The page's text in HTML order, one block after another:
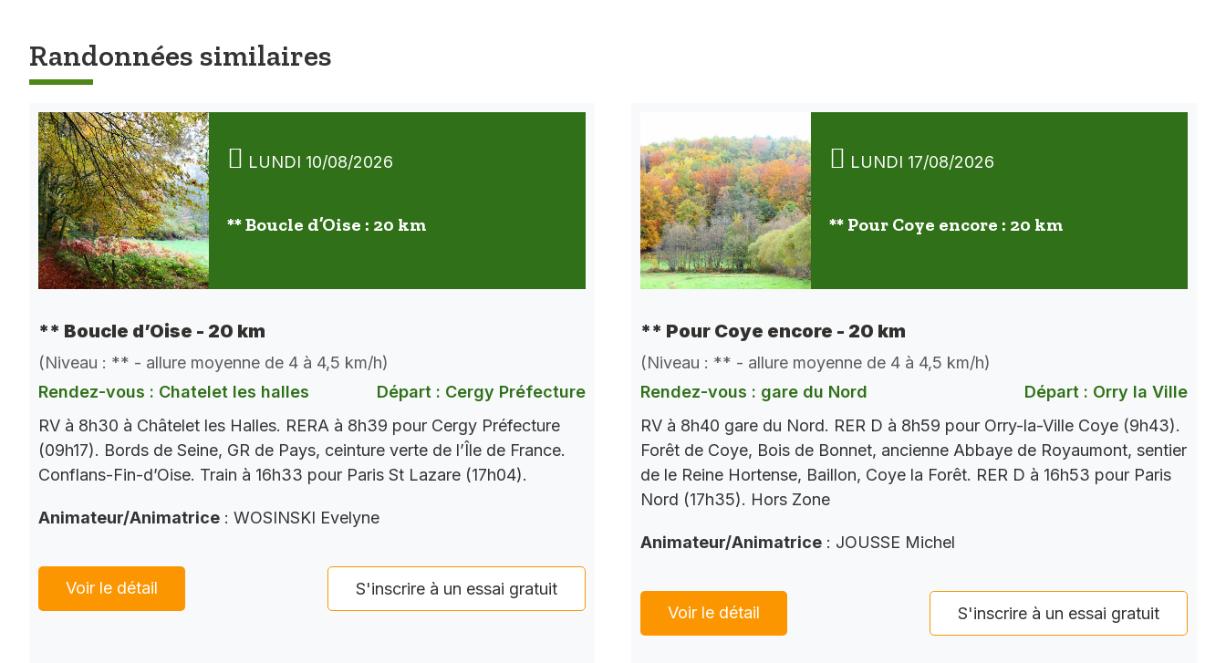
Randonnées similaires
LUNDI 10/08/2026
** Boucle d’Oise : 20 km
** Boucle d’Oise - 20 km
(Niveau : ** - allure moyenne de 4 à 4,5 km/h)
Rendez-vous : Chatelet les halles
Départ : Cergy Préfecture
RV à 8h30 à Châtelet les Halles. RERA à 8h39 pour Cergy Préfecture
(09h17). Bords de Seine, GR de Pays, ceinture verte de l’Île de France.
Conflans-Fin-d’Oise. Train à 16h33 pour Paris St Lazare (17h04).
Animateur/Animatrice : WOSINSKI Evelyne
Voir le détail S'inscrire à un essai gratuit
LUNDI 17/08/2026
** Pour Coye encore : 20 km
** Pour Coye encore - 20 km
(Niveau : ** - allure moyenne de 4 à 4,5 km/h)
Rendez-vous : gare du Nord
Départ : Orry la Ville
RV à 8h40 gare du Nord. RER D à 8h59 pour Orry-la-Ville Coye (9h43).
Forêt de Coye, Bois de Bonnet, ancienne Abbaye de Royaumont, sentier
de le Reine Hortense, Baillon, Coye la Forêt. RER D à 16h53 pour Paris
Nord (17h35). Hors Zone
Animateur/Animatrice : JOUSSE Michel
Voir le détail S'inscrire à un essai gratuit